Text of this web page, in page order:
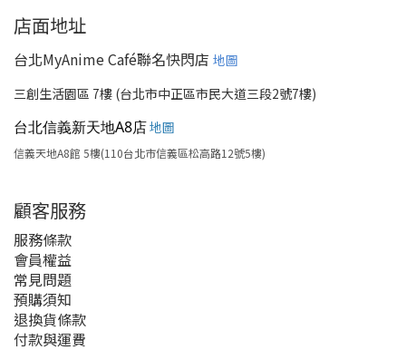
店面地址
台北MyAnime Café聯名快閃店 地圖
三創生活園區 7樓 (台北市中正區市民大道三段2號7樓)
台北信義新天地A8店地圖
信義天地A8館 5樓(110台北市信義區松高路12號5樓)
顧客服務
服務條款
會員權益
常見問題
預購須知
退換貨條款
付款與運費